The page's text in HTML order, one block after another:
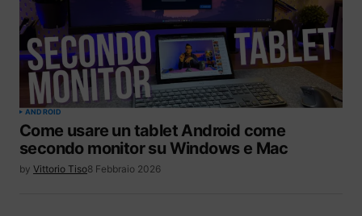
ANDROID
Come usare un tablet Android come
secondo monitor su Windows e Mac
by Vittorio Tiso8 Febbraio 2026